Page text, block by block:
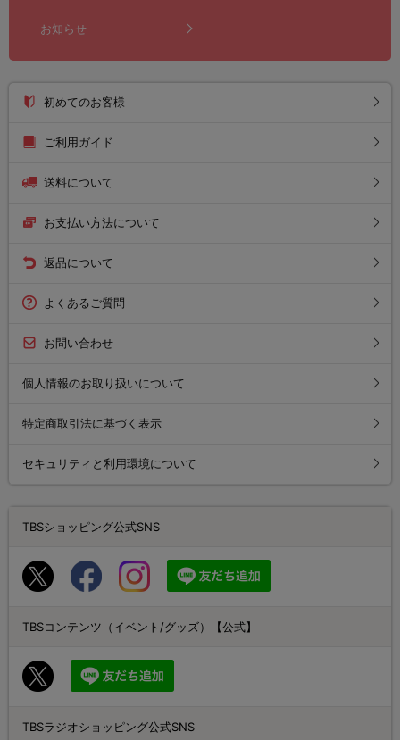
お知らせ
初めてのお客様
ご利用ガイド
送料について
お支払い方法について
返品について
よくあるご質問
お問い合わせ
個人情報のお取り扱いについて
特定商取引法に基づく表示
セキュリティと利用環境について
TBSショッピング公式SNS
TBSコンテンツ（イベント/グッズ）【公式】
TBSラジオショッピング公式SNS